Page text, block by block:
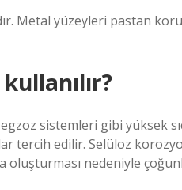
Metal yüzeyleri pastan
sistemleri gibi yüksek
tercih edilir. Selüloz
nedeniyle